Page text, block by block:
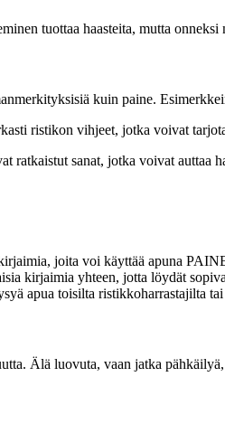
tuottaa haasteita, mutta
kuin paine.
ristikon vihjeet, jotka voivat
ratkaistut sanat, jotka voivat auttaa
joita voi käyttää apuna
kirjaimia yhteen, jotta löydät
apua toisilta ristikkoharrastajilta
Älä luovuta, vaan jatka